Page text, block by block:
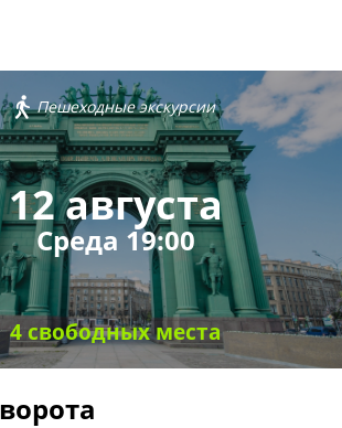
Пешеходные экскурсии
12 августа
Среда 19:00
4 свободных места